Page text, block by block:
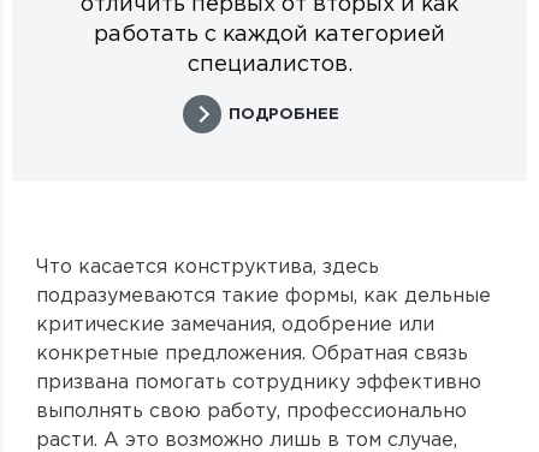
отличить первых от вторых и как
работать с каждой категорией
специалистов.
ПОДРОБНЕЕ
Что касается конструктива, здесь
подразумеваются такие формы, как дельные
критические замечания, одобрение или
конкретные предложения. Обратная связь
призвана помогать сотруднику эффективно
выполнять свою работу, профессионально
расти. А это возможно лишь в том случае,